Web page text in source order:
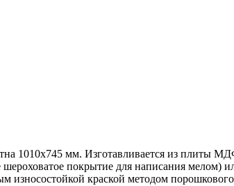
1010х745 мм. Изготавливается из плиты
покрытие для написания мелом)
износостойкой краской методом